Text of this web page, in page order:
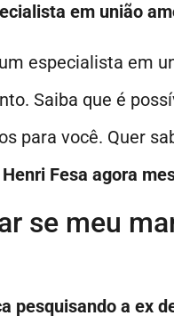
em união
especialista em
Saiba que é
para você. Quer
Fesa agora
se meu
pesquisando a ex